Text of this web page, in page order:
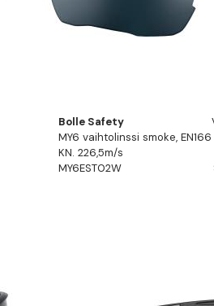
Bolle Safety
MY6 vaihtolinssi smoke, EN166
KN. 226,5m/s
MY6EST02W